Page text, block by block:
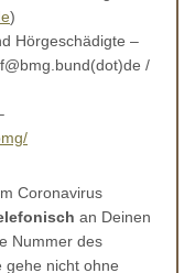
)
Hörgeschädigte –
/
Coronavirus
an Deinen
Nummer des
gehe nicht ohne